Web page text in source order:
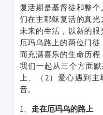
复活期是基督徒和整
们在主耶稣复活的真
未来的生活，以新的眼
厄玛乌路上的两位门
而充满喜乐的生命历程
我们一起从三个方面
上、（2）爱心遇到
音。
1、 走在厄玛乌的路上